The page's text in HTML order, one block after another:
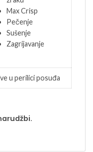
Max Crisp
Pečenje
Sušenje
Zagrijavanje
u perilici posuđa